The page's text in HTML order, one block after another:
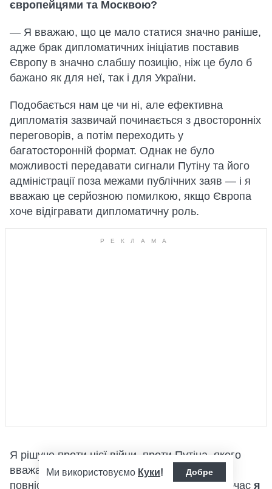
Ми використовуємо Куки! Добре
європейцями та Москвою?
— Я вважаю, що це мало статися значно раніше,
адже брак дипломатичних ініціатив поставив
Європу в значно слабшу позицію, ніж це було б
бажано як для неї, так і для України.
Подобається нам це чи ні, але ефективна
дипломатія зазвичай починається з двосторонніх
переговорів, а потім переходить у
багатосторонній формат. Однак не було
можливості передавати сигнали Путіну та його
адміністрації поза межами публічних заяв — і я
вважаю це серйозною помилкою, якщо Європа
хоче відігравати дипломатичну роль.
Я рішуче проти цієї війни, проти Путіна, якого
вважаю диктатором, і його адміністрації. Я
повністю солідарний з Україною. Але водночас я